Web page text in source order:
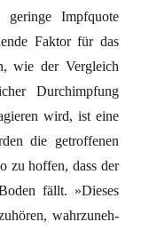
geringe Impfquote
Faktor für das
wie der Vergleich
Durch­impfung
wird, ist eine
die getroffenen
zu hof­fen, dass der
fällt. »Dieses
wahrzuneh­